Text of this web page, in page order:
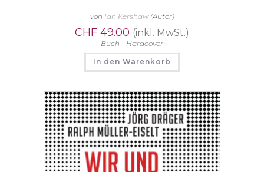
von Ian Kershaw(Autor)
CHF 49.00 (inkl. MwSt.)
Buch - Hardcover
In den Warenkorb